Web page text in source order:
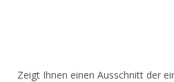
Zeigt Ihnen einen Ausschnitt der